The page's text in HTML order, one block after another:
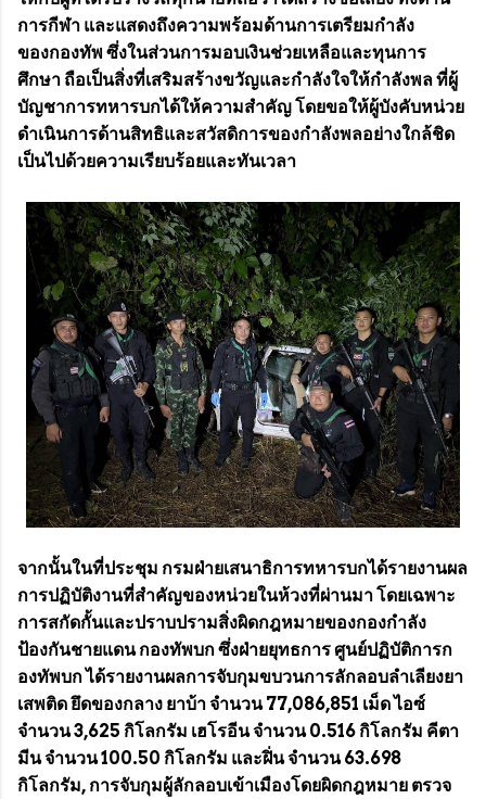
การกีฬา และแสดงถึงความพร้อมด้านการเตรียมกำลัง
ของกองทัพ ซึ่งในส่วนการมอบเงินช่วยเหลือและทุนการ
ศึกษา ถือเป็นสิ่งที่เสริมสร้างขวัญและกำลังใจให้กำลังพล ที่ผู้
บัญชาการทหารบกได้ให้ความสำคัญ โดยขอให้ผู้บังคับหน่วย
ดำเนินการด้านสิทธิและสวัสดิการของกำลังพลอย่างใกล้ชิด
เป็นไปด้วยความเรียบร้อยและทันเวลา
จากนั้นในที่ประชุม กรมฝ่ายเสนาธิการทหารบกได้รายงานผล
การปฏิบัติงานที่สำคัญของหน่วยในห้วงที่ผ่านมา โดยเฉพาะ
การสกัดกั้นและปราบปรามสิ่งผิดกฎหมายของกองกำลัง
ป้องกันชายแดน กองทัพบก ซึ่งฝ่ายยุทธการ ศูนย์ปฏิบัติการก
องทัพบก ได้รายงานผลการจับกุมขบวนการลักลอบลำเลียงยา
เสพติด ยึดของกลาง ยาบ้า จำนวน 77,086,851 เม็ด ไอซ์
จำนวน 3,625 กิโลกรัม เฮโรอีน จำนวน 0.516 กิโลกรัม คีตา
มีน จำนวน 100.50 กิโลกรัม และฝิ่น จำนวน 63.698
กิโลกรัม, การจับกุมผู้ลักลอบเข้าเมืองโดยผิดกฎหมาย ตรวจ